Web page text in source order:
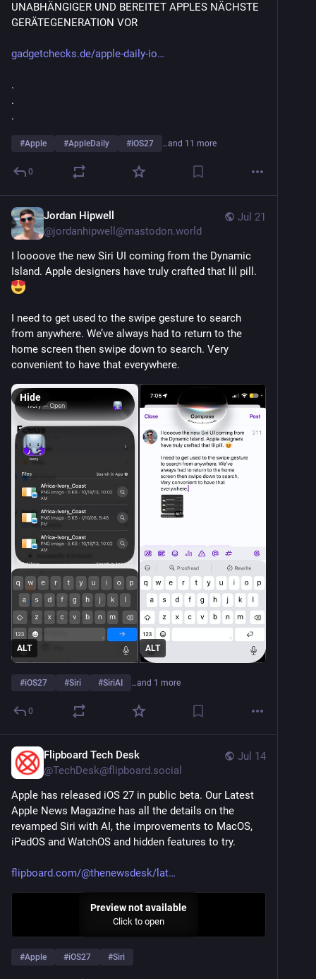
UNABHÄNGIGER UND BEREITET APPLES NÄCHSTE
GERÄTEGENERATION VOR
gadgetchecks.de/apple-daily-io
.
.
.
#Apple #AppleDaily #iOS27 …and 11 more
0
Jul 21
Jordan Hipwell
@jordanhipwell@mastodon.world
I loooove the new Siri UI coming from the Dynamic
Island. Apple designers have truly crafted that lil pill.
I need to get used to the swipe gesture to search
from anywhere. We’ve always had to return to the
home screen then swipe down to search. Very
convenient to have that everywhere.
ALT ALT
Hide
#iOS27 #Siri #SiriAI …and 1 more
0
Jul 14
Flipboard Tech Desk
@TechDesk@flipboard.social
Apple has released iOS 27 in public beta. Our Latest
Apple News Magazine has all the details on the
revamped Siri with AI, the improvements to MacOS,
iPadOS and WatchOS and hidden features to try.
flipboard.com/@thenewsdesk/lat
Preview not available
Click to open
#Apple #iOS27 #Siri